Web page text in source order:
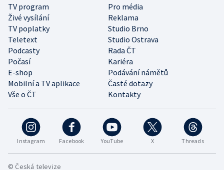
Instagram Facebook YouTube X Threads
TV program
Pro média
Živé vysílání
Reklama
TV poplatky
Studio Brno
Teletext
Studio Ostrava
Podcasty
Rada ČT
Počasí
Kariéra
E-shop
Podávání námětů
Mobilní a TV aplikace
Časté dotazy
Vše o ČT
Kontakty
© Česká televize